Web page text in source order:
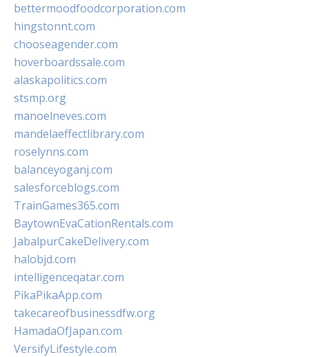
bettermoodfoodcorporation.com
hingstonnt.com
chooseagender.com
hoverboardssale.com
alaskapolitics.com
stsmp.org
manoelneves.com
mandelaeffectlibrary.com
roselynns.com
balanceyoganj.com
salesforceblogs.com
TrainGames365.com
BaytownEvaCationRentals.com
JabalpurCakeDelivery.com
halobjd.com
intelligenceqatar.com
PikaPikaApp.com
takecareofbusinessdfw.org
HamadaOfJapan.com
VersifyLifestyle.com